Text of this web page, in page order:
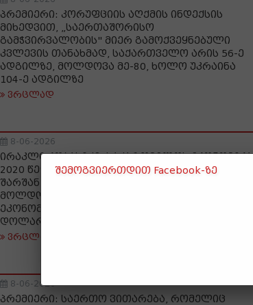
პრემიერი: კორუფციის აღქმის ინდექსის
მიხედვით, „საერთაშორისო
გამჭვირვალობის" მიერ გამოქვეყნებული
კვლევის თანახმად, საქართველო არის 56-ე
ადგილზე, მოლდოვა მე-80, ხოლო უკრაინა
104-ე ადგილზე
ვრცლად
8-06-2026
ირაკლი კობახიძე: საქართველოს ეკონომიკა
2020 წელს იყო 16 მილიარდი დოლარი და
შარშან გახდა 38,1 მილიარდი დოლარი,
მოლდოვაში 11,5 მილიარდი დოლარი იყო
ეკონომიკა და ხუთ წელში 20,1 მილიარდ
დოლარამდე გაიზარდა
ვრცლად
8-06-2026
პრემიერი: საერთო ვითარება, რომელიც
შემოგვიერთდით Facebook-ზე